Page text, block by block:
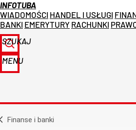
INFOTUBA
WIADOMOŚCI HANDEL I USŁUGI
BANKI EMERYTURY RACHUNKI
SZUKAJ
MENU
Finanse i banki